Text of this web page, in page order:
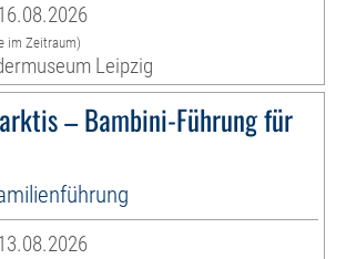
im Zeitraum)
Leipzig
– Bambini-Führung für